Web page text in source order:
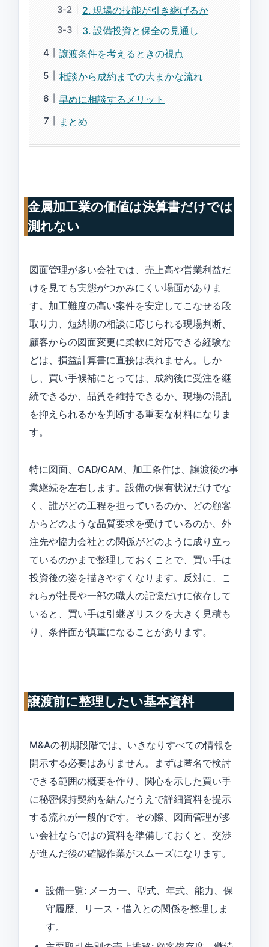
2. 現場の技能が引き継げるか
3. 設備投資と保全の見通し
譲渡条件を考えるときの視点
相談から成約までの大まかな流れ
早めに相談するメリット
まとめ
金属加工業の価値は決算書だけでは
測れない
図面管理が多い会社では、売上高や営業利益だ
けを見ても実態がつかみにくい場面がありま
す。加工難度の高い案件を安定してこなせる段
取り力、短納期の相談に応じられる現場判断、
顧客からの図面変更に柔軟に対応できる経験な
どは、損益計算書に直接は表れません。しか
し、買い手候補にとっては、成約後に受注を継
続できるか、品質を維持できるか、現場の混乱
を抑えられるかを判断する重要な材料になりま
す。
特に図面、CAD/CAM、加工条件は、譲渡後の事
業継続を左右します。設備の保有状況だけでな
く、誰がどの工程を担っているのか、どの顧客
からどのような品質要求を受けているのか、外
注先や協力会社との関係がどのように成り立っ
ているのかまで整理しておくことで、買い手は
投資後の姿を描きやすくなります。反対に、こ
れらが社長や一部の職人の記憶だけに依存して
いると、買い手は引継ぎリスクを大きく見積も
り、条件面が慎重になることがあります。
譲渡前に整理したい基本資料
M&Aの初期段階では、いきなりすべての情報を
開示する必要はありません。まずは匿名で検討
できる範囲の概要を作り、関心を示した買い手
に秘密保持契約を結んだうえで詳細資料を提示
する流れが一般的です。その際、図面管理が多
い会社ならではの資料を準備しておくと、交渉
が進んだ後の確認作業がスムーズになります。
設備一覧: メーカー、型式、年式、能力、保
守履歴、リース・借入との関係を整理しま
す。